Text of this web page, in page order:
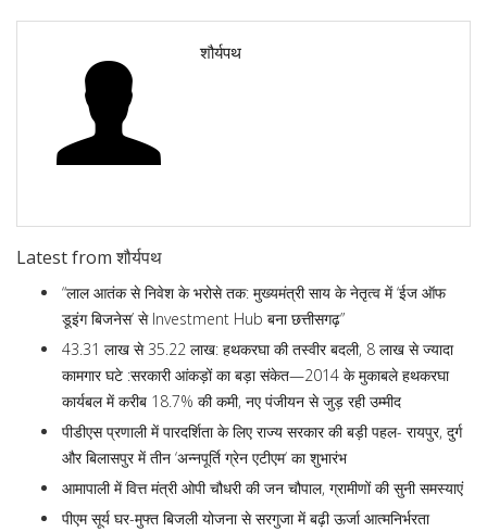
शौर्यपथ
Latest from शौर्यपथ
“लाल आतंक से निवेश के भरोसे तक: मुख्यमंत्री साय के नेतृत्व में ‘ईज ऑफ
डूइंग बिजनेस’ से Investment Hub बना छत्तीसगढ़”
43.31 लाख से 35.22 लाख: हथकरघा की तस्वीर बदली, 8 लाख से ज्यादा
कामगार घटे :सरकारी आंकड़ों का बड़ा संकेत—2014 के मुकाबले हथकरघा
कार्यबल में करीब 18.7% की कमी, नए पंजीयन से जुड़ रही उम्मीद
पीडीएस प्रणाली में पारदर्शिता के लिए राज्य सरकार की बड़ी पहल- रायपुर, दुर्ग
और बिलासपुर में तीन ‘अन्नपूर्ति ग्रेन एटीएम‘ का शुभारंभ
आमापाली में वित्त मंत्री ओपी चौधरी की जन चौपाल, ग्रामीणों की सुनी समस्याएं
पीएम सूर्य घर-मुफ्त बिजली योजना से सरगुजा में बढ़ी ऊर्जा आत्मनिर्भरता